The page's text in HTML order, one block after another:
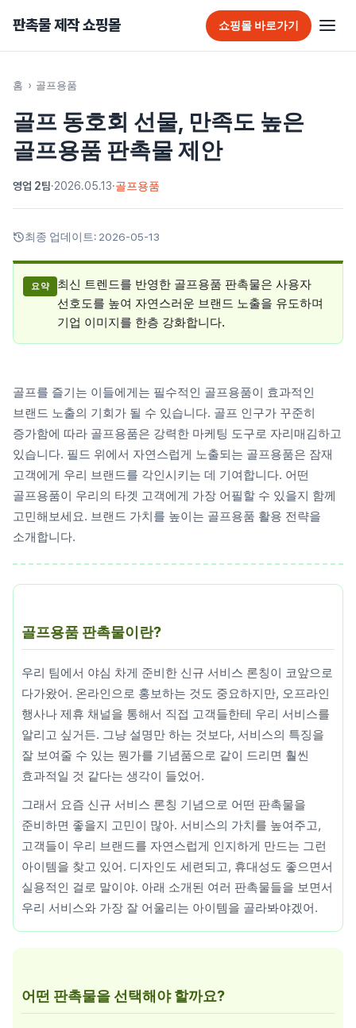
판촉물 제작 쇼핑몰
추천 판촉물
가방
가정/생활용품
골프선물세트
골프용품
달력/다이어리
명품자개상품
문구용품
미용용품
사무용잡화
사무용품
상패/휘장
수건/손수건
시계/고급시계
업소용품
우산/우의
자동차용품
주방기구
주방용품
치약/세제
컵제품
필기구
쇼핑몰 바로가기
홈 › 골프용품
골프 동호회 선물, 만족도 높은
골프용품 판촉물 제안
영업 2팀·2026.05.13·골프용품
최종 업데이트: 2026-05-13
요약
최신 트렌드를 반영한 골프용품 판촉물은 사용자
선호도를 높여 자연스러운 브랜드 노출을 유도하며
기업 이미지를 한층 강화합니다.
골프를 즐기는 이들에게는 필수적인 골프용품이 효과적인
브랜드 노출의 기회가 될 수 있습니다. 골프 인구가 꾸준히
증가함에 따라 골프용품은 강력한 마케팅 도구로 자리매김하고
있습니다. 필드 위에서 자연스럽게 노출되는 골프용품은 잠재
고객에게 우리 브랜드를 각인시키는 데 기여합니다. 어떤
골프용품이 우리의 타겟 고객에게 가장 어필할 수 있을지 함께
고민해보세요. 브랜드 가치를 높이는 골프용품 활용 전략을
소개합니다.
골프용품 판촉물이란?
우리 팀에서 야심 차게 준비한 신규 서비스 론칭이 코앞으로
다가왔어. 온라인으로 홍보하는 것도 중요하지만, 오프라인
행사나 제휴 채널을 통해서 직접 고객들한테 우리 서비스를
알리고 싶거든. 그냥 설명만 하는 것보다, 서비스의 특징을
잘 보여줄 수 있는 뭔가를 기념품으로 같이 드리면 훨씬
효과적일 것 같다는 생각이 들었어.
그래서 요즘 신규 서비스 론칭 기념으로 어떤 판촉물을
준비하면 좋을지 고민이 많아. 서비스의 가치를 높여주고,
고객들이 우리 브랜드를 자연스럽게 인지하게 만드는 그런
아이템을 찾고 있어. 디자인도 세련되고, 휴대성도 좋으면서
실용적인 걸로 말이야. 아래 소개된 여러 판촉물들을 보면서
우리 서비스와 가장 잘 어울리는 아이템을 골라봐야겠어.
어떤 판촉물을 선택해야 할까요?